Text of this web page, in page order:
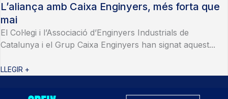
L’aliança amb Caixa Enginyers, més forta que
mai
El Col·legi i l’Associació d’Enginyers Industrials de
Catalunya i el Grup Caixa Enginyers han signat aquest...
LLEGIR +